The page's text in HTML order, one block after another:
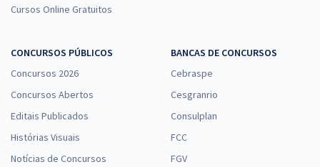
Cursos Online Gratuitos
CONCURSOS PÚBLICOS
Concursos 2026
Concursos Abertos
Editais Publicados
Histórias Visuais
Notícias de Concursos
BANCAS DE CONCURSOS
Cebraspe
Cesgranrio
Consulplan
FCC
FGV